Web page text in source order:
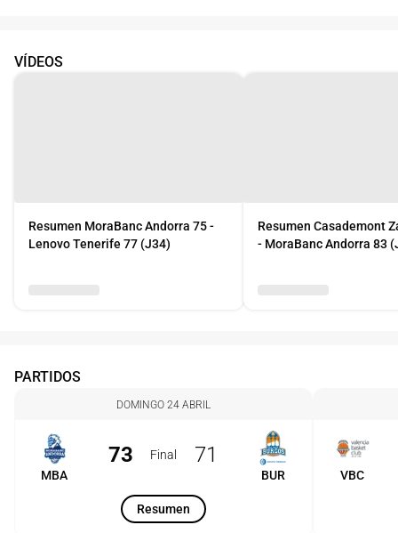
VÍDEOS
Resumen MoraBanc Andorra 75 -
Lenovo Tenerife 77 (J34)
Resumen Casademont
- MoraBanc Andorra 83
PARTIDOS
DOMINGO 24 ABRIL
MBA
73 Final 71
BUR
Resumen
VBC